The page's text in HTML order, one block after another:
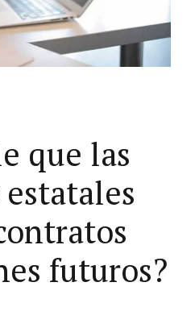
que las
futuros?